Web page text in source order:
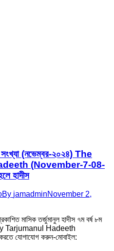
সংখ্যা (নভেম্বর-২০২৪) The
(November-7-08-
হাদীস
By jamadminNovember 2,
মাসিক তর্জুমানুল হাদীস ৭ম বর্ষ ৮ম
Tarjumanul Hadeeth
যোগাযোগ করুন-মোবাইল: